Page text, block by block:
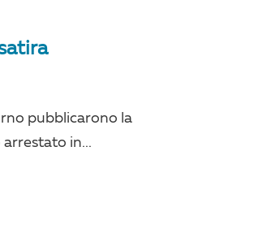
pubblicarono la
in...